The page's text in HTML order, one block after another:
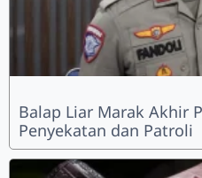
Balap Liar Marak Akhir
Penyekatan dan Patroli